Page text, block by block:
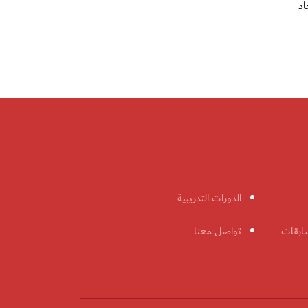
الدورات التدريبية
تواصل معنا